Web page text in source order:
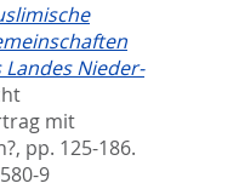
Nieder-
mit
pp. 125-186.
9